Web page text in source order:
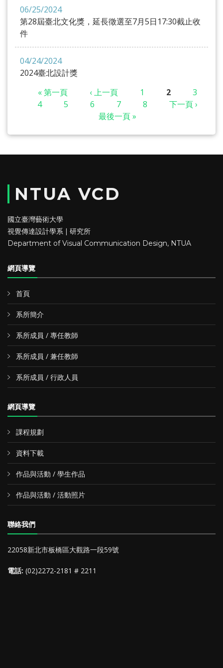
06/25/2024
第28屆臺北文化獎，延長徵選至7月5日17:30截止收
件
04/24/2024
2024臺北設計獎
« 第一頁 ‹ 上一頁 1 2
3
4
5 6 7 8
下一頁 ›
最後一頁 »
NTUA VCD
國立臺灣藝術大學
視覺傳達設計學系 | 研究所
Department of Visual Communication Design, NTUA
網頁導覽
首頁
系所簡介
系所成員 / 專任教師
系所成員 / 兼任教師
系所成員 / 行政人員
網頁導覽
課程規劃
資料下載
作品與活動 / 學生作品
作品與活動 / 活動照片
聯絡我們
22058新北市板橋區大觀路一段59號
電話: (02)2272-2181 # 2211